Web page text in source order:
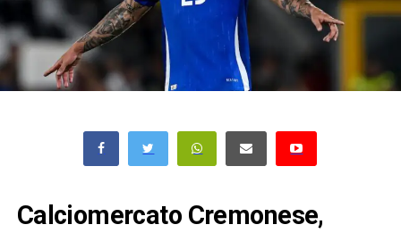
Calciomercato Cremonese,